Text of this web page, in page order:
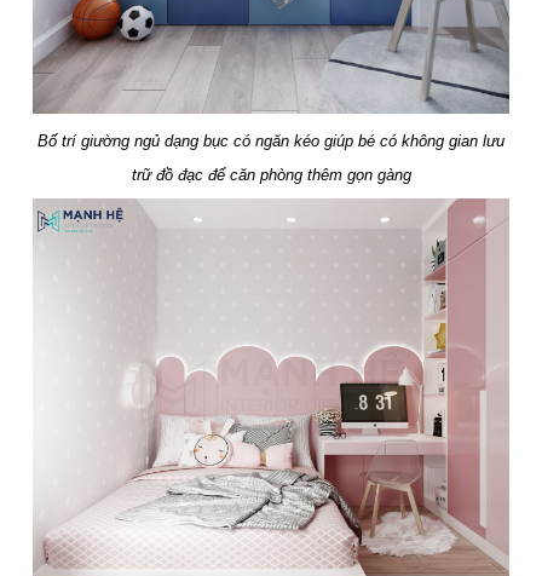
Bố trí giường ngủ dạng bục có ngăn kéo giúp bé có không gian lưu
trữ đồ đạc để căn phòng thêm gọn gàng